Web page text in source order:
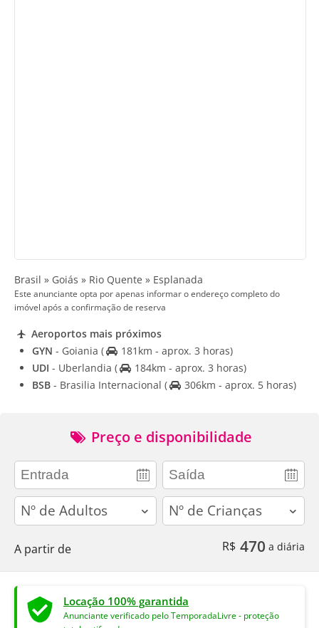
Brasil » Goiás » Rio Quente » Esplanada
Este anunciante opta por apenas informar o endereço completo do
imóvel após a confirmação de reserva
Aeroportos mais próximos
GYN - Goiania (
181km - aprox. 3 horas)
UDI - Uberlandia (
184km - aprox. 3 horas)
BSB - Brasilia Internacional ( 306km - aprox. 5 horas)
Preço e disponibilidade
adults children
A partir de R$ 470 a diária
Locação 100% garantida
Anunciante verificado pelo TemporadaLivre - proteção